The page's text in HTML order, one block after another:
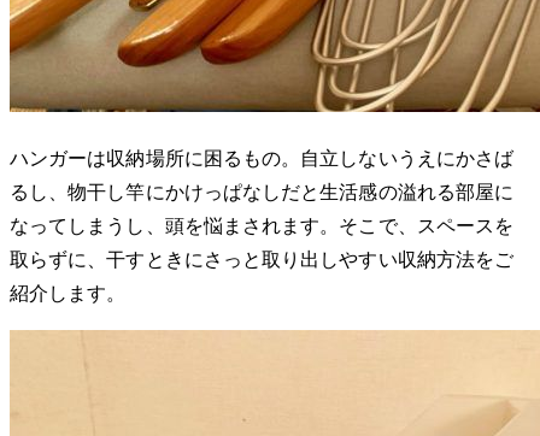
ハンガーは収納場所に困るもの。自立しないうえにかさば
るし、物干し竿にかけっぱなしだと生活感の溢れる部屋に
なってしまうし、頭を悩まされます。そこで、スペースを
取らずに、干すときにさっと取り出しやすい収納方法をご
紹介します。